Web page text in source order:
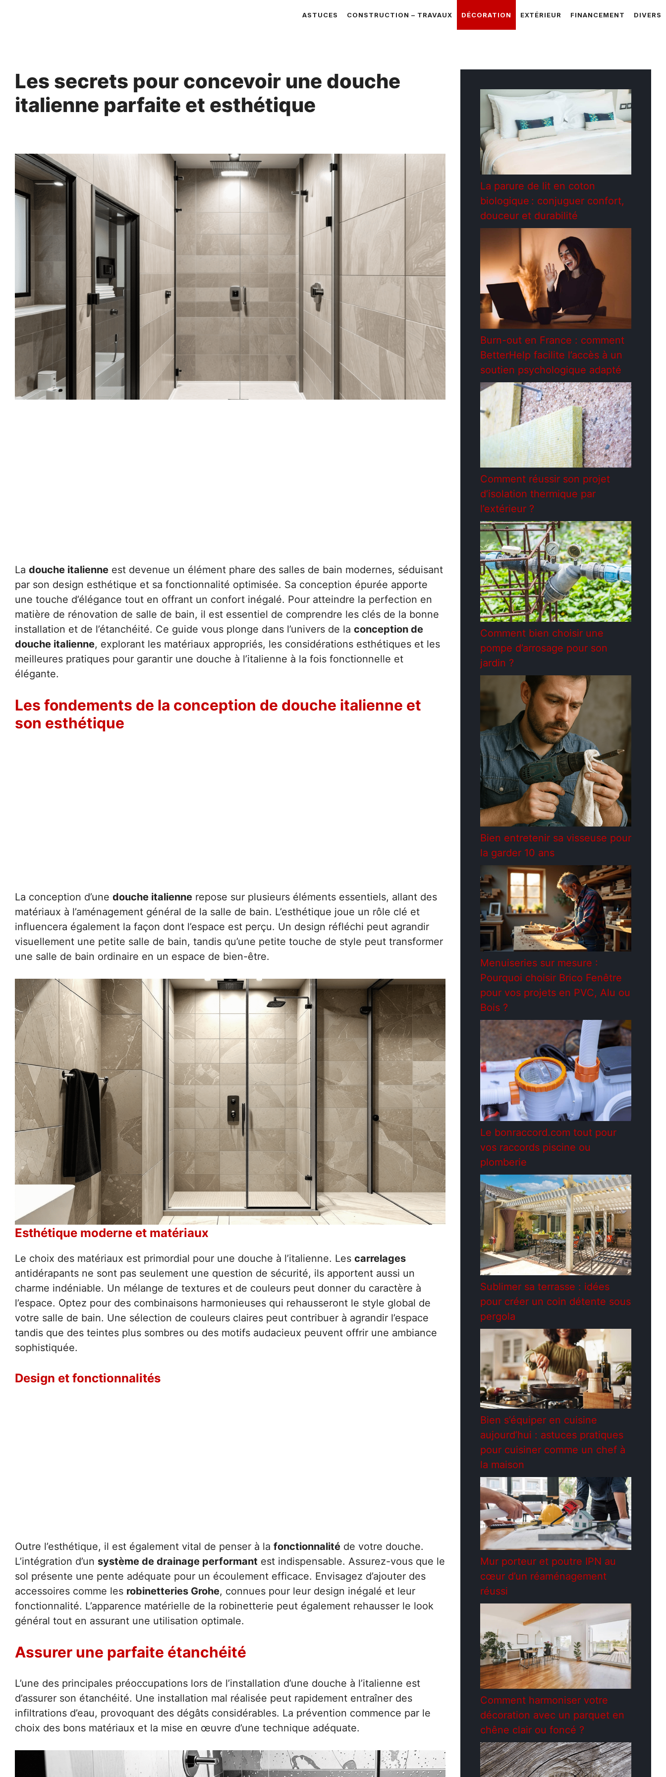
ASTUCES CONSTRUCTION – TRAVAUX DÉCORATION EXTÉRIEUR FINANCEMENT DIVERS
Les secrets pour concevoir une douche
italienne parfaite et esthétique
La douche italienne est devenue un élément phare des salles de bain modernes, séduisant
par son design esthétique et sa fonctionnalité optimisée. Sa conception épurée apporte
une touche d’élégance tout en offrant un confort inégalé. Pour atteindre la perfection en
matière de rénovation de salle de bain, il est essentiel de comprendre les clés de la bonne
installation et de l’étanchéité. Ce guide vous plonge dans l’univers de la conception de
douche italienne, explorant les matériaux appropriés, les considérations esthétiques et les
meilleures pratiques pour garantir une douche à l’italienne à la fois fonctionnelle et
élégante.
Les fondements de la conception de douche italienne et
son esthétique
La conception d’une douche italienne repose sur plusieurs éléments essentiels, allant des
matériaux à l’aménagement général de la salle de bain. L’esthétique joue un rôle clé et
influencera également la façon dont l’espace est perçu. Un design réfléchi peut agrandir
visuellement une petite salle de bain, tandis qu’une petite touche de style peut transformer
une salle de bain ordinaire en un espace de bien-être.
Esthétique moderne et matériaux
Le choix des matériaux est primordial pour une douche à l’italienne. Les carrelages
antidérapants ne sont pas seulement une question de sécurité, ils apportent aussi un
charme indéniable. Un mélange de textures et de couleurs peut donner du caractère à
l’espace. Optez pour des combinaisons harmonieuses qui rehausseront le style global de
votre salle de bain. Une sélection de couleurs claires peut contribuer à agrandir l’espace
tandis que des teintes plus sombres ou des motifs audacieux peuvent offrir une ambiance
sophistiquée.
Design et fonctionnalités
Outre l’esthétique, il est également vital de penser à la fonctionnalité de votre douche.
L’intégration d’un système de drainage performant est indispensable. Assurez-vous que le
sol présente une pente adéquate pour un écoulement efficace. Envisagez d’ajouter des
accessoires comme les robinetteries Grohe, connues pour leur design inégalé et leur
fonctionnalité. L’apparence matérielle de la robinetterie peut également rehausser le look
général tout en assurant une utilisation optimale.
Assurer une parfaite étanchéité
L’une des principales préoccupations lors de l’installation d’une douche à l’italienne est
d’assurer son étanchéité. Une installation mal réalisée peut rapidement entraîner des
infiltrations d’eau, provoquant des dégâts considérables. La prévention commence par le
choix des bons matériaux et la mise en œuvre d’une technique adéquate.
La parure de lit en coton
biologique : conjuguer confort,
douceur et durabilité
Burn-out en France : comment
BetterHelp facilite l’accès à un
soutien psychologique adapté
Comment réussir son projet
d’isolation thermique par
l’extérieur ?
Comment bien choisir une
pompe d’arrosage pour son
jardin ?
Bien entretenir sa visseuse pour
la garder 10 ans
Menuiseries sur mesure :
Pourquoi choisir Brico Fenêtre
pour vos projets en PVC, Alu ou
Bois ?
Le bonraccord.com tout pour
vos raccords piscine ou
plomberie
Sublimer sa terrasse : idées
pour créer un coin détente sous
pergola
Bien s’équiper en cuisine
aujourd’hui : astuces pratiques
pour cuisiner comme un chef à
la maison
Mur porteur et poutre IPN au
cœur d’un réaménagement
réussi
Comment harmoniser votre
décoration avec un parquet en
chêne clair ou foncé ?